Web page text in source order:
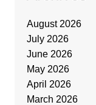
August 2026
July 2026
June 2026
May 2026
April 2026
March 2026